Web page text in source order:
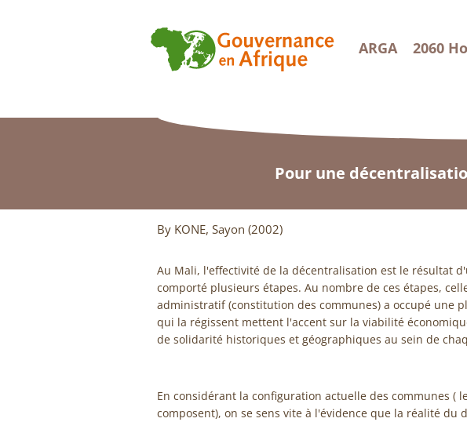
ARGA 2060
Pour une
By KONE, Sayon (2002)
Au Mali, l'effectivité de la décentralisation est le résultat
comporté plusieurs étapes. Au nombre de ces étapes,
administratif (constitution des communes) a occupé une
qui la régissent mettent l'accent sur la viabilité
de solidarité historiques et géographiques au sein de
En considérant la configuration actuelle des communes (
composent), on se sens vite à l'évidence que la réalité du